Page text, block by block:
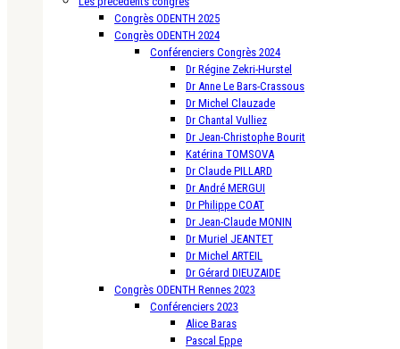
Congrès ODENTH 2025
Congrès ODENTH 2024
Conférenciers Congrès 2024
Dr Régine Zekri-Hurstel
Dr Anne Le Bars-Crassous
Dr Michel Clauzade
Dr Chantal Vulliez
Dr Jean-Christophe Bourit
Katérina TOMSOVA
Dr Claude PILLARD
Dr André MERGUI
Dr Philippe COAT
Dr Jean-Claude MONIN
Dr Muriel JEANTET
Dr Michel ARTEIL
Dr Gérard DIEUZAIDE
Congrès ODENTH Rennes 2023
Conférenciers 2023
Alice Baras
Pascal Eppe